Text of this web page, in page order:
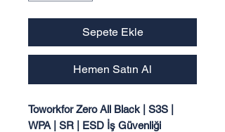
Sepete Ekle
Hemen Satın Al
Toworkfor Zero All Black | S3S |
WPA | SR | ESD İş Güvenliği